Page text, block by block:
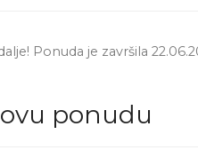
Ponuda je završila
ponudu